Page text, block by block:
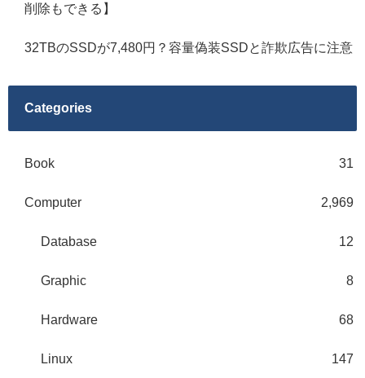
削除もできる】
32TBのSSDが7,480円？容量偽装SSDと詐欺広告に注意
Categories
Book 31
Computer 2,969
Database 12
Graphic 8
Hardware 68
Linux 147